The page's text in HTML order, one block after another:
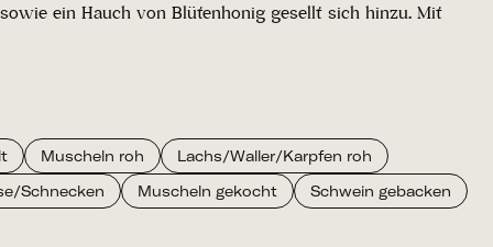
ein Hauch von Blütenhonig gesellt sich hinzu. Mit
Muscheln roh
Lachs/Waller/Karpfen roh
Schnecken
Muscheln gekocht Schwein gebacken